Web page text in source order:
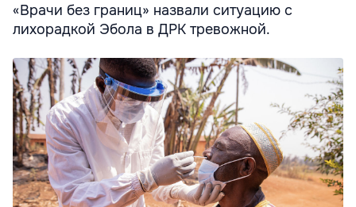
«Врачи без границ» назвали ситуацию с
лихорадкой Эбола в ДРК тревожной.